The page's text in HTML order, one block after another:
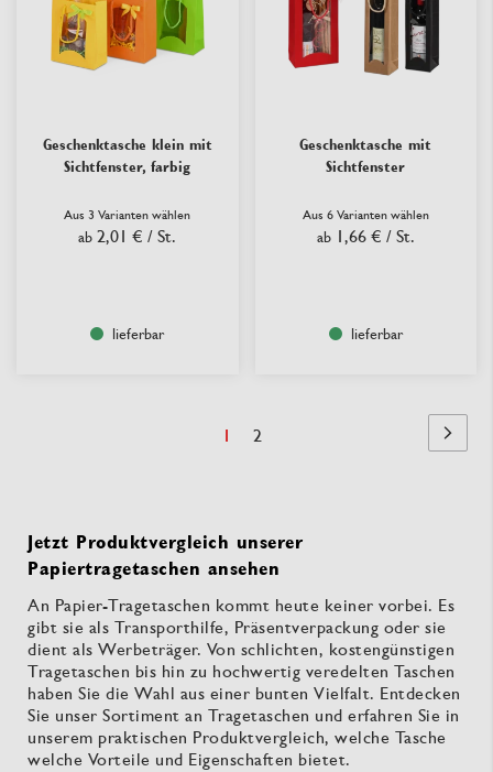
Geschenktasche klein mit
Sichtfenster, farbig
Aus 3 Varianten wählen
ab 2,01 € / St.
lieferbar
Geschenktasche mit
Sichtfenster
Aus 6 Varianten wählen
ab 1,66 € / St.
lieferbar
Sie
1 Seite
2
Seite
Jetzt Produktvergleich unserer
Papiertragetaschen ansehen
An Papier-Tragetaschen kommt heute keiner vorbei. Es
gibt sie als Transporthilfe, Präsentverpackung oder sie
dient als Werbeträger. Von schlichten, kostengünstigen
Tragetaschen bis hin zu hochwertig veredelten Taschen
haben Sie die Wahl aus einer bunten Vielfalt. Entdecken
Sie unser Sortiment an Tragetaschen und erfahren Sie in
unserem praktischen Produktvergleich, welche Tasche
welche Vorteile und Eigenschaften bietet.